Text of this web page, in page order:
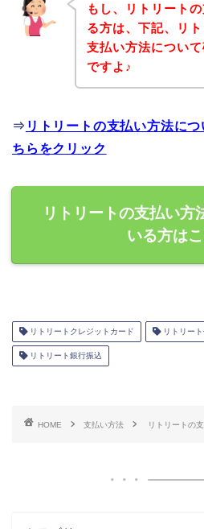
もし、リトリート
る方は、下記、リ
支払い方法につい
ですよ♪
⇒ リトリートの支払い方法に
ちらをクリック
リトリートの支払い方
いる方は
リトリートクレジットカード リトリート
リトリート銀行振込
HOME 支払い方法 リトリートの